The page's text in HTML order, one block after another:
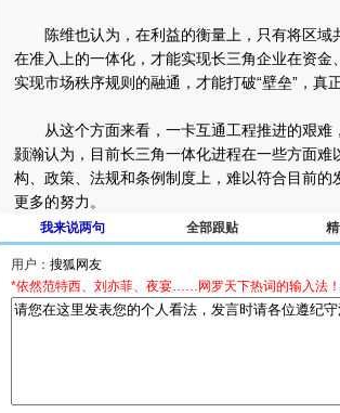
陈维也认为，在利益的衡量上，只有将区域
在准入上的一体化，才能实现长三角企业在资
实现市场秩序规则的融通，才能打破“壁垒”，真
从这个方面来看，一卡互通工程推进的艰难
颢瀚认为，目前长三角一体化进程在一些方面
构、政策、法规和条例制度上，难以符合目前
更多的努力。
我来说两句 全部跟贴
用户：
*依然范特西、刘亦菲、夜宴……网罗天下热词的输入法！